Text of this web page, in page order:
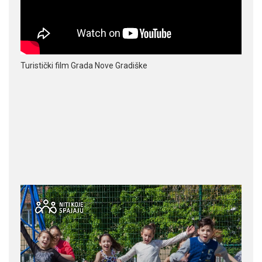
Turistički film Grada Nove Gradiške